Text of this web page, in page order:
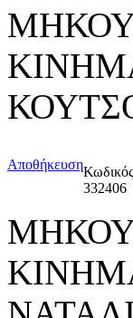
ΑποθήκευσηΚωδικός
332406